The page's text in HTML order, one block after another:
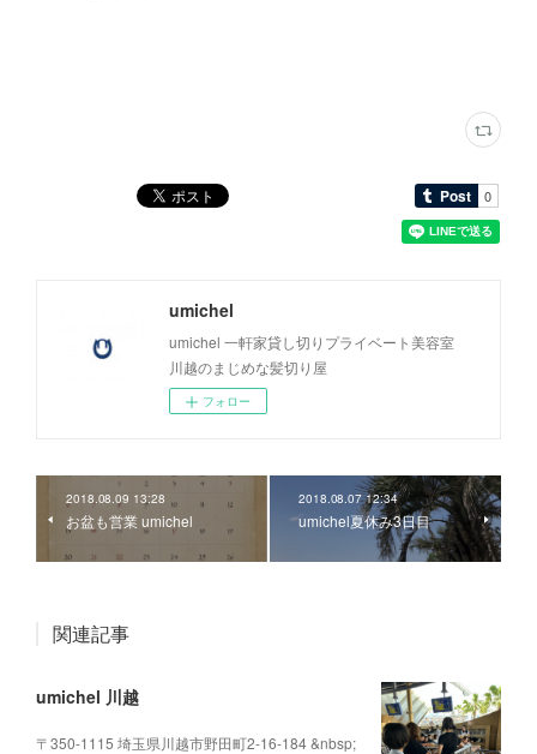
umichel
umichel 一軒家貸し切りプライベート美容室
川越のまじめな髪切り屋
フォロー
2018.08.09 13:28
お盆も営業 umichel
2018.08.07 12:34
umichel夏休み3日目
関連記事
umichel 川越
〒350-1115 埼玉県川越市野田町2-16-184 &nbsp;